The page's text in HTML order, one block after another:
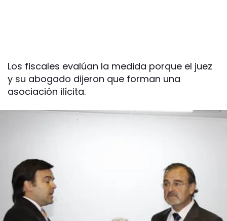
Los fiscales evalúan la medida porque el juez
y su abogado dijeron que forman una
asociación ilícita.